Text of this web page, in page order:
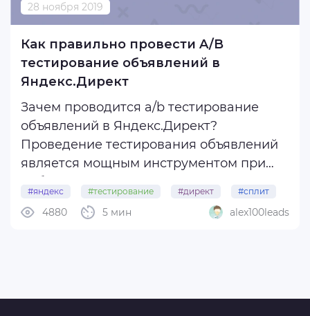
28 ноября 2019
Как правильно провести A/B
тестирование объявлений в
Яндекс.Директ
Зачем проводится a/b тестирование
объявлений в Яндекс.Директ?
Проведение тестирования объявлений
является мощным инструментом при
Благодаря тестам можно найти вариант
самых эффективных объявлений.
#яндекс #тестирование #директ #сплит
#а-b 5 мин
4880 alex100leads